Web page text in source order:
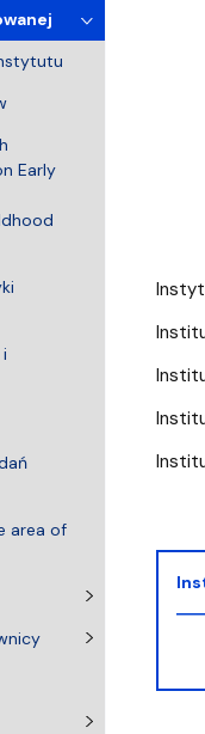
Early
area of